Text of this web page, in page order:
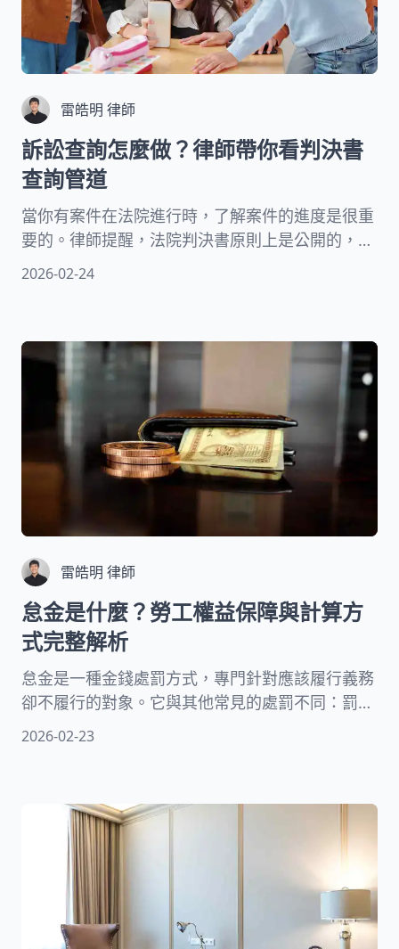
雷皓明 律師
訴訟查詢怎麼做？律師帶你看判決書
查詢管道
當你有案件在法院進行時，了解案件的進度是很重
要的。律師提醒，法院判決書原則上是公開的，你
可以透過司法院的法學資料檢索系統查詢判決書內
2026-02-24
雷皓明 律師
怠金是什麼？勞工權益保障與計算方
式完整解析
怠金是一種金錢處罰方式，專門針對應該履行義務
卻不履行的對象。它與其他常見的處罰不同：罰金
是刑事判決的處罰，會留下前科紀錄；罰鍰則是違
們將深入探討相關的法律保障、計算方式、聲請流
程，以及實際遇到欠薪時的行動指南，讓您完整掌
握自身權益。
2026-02-23